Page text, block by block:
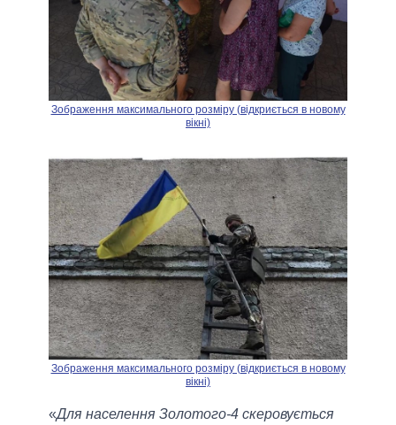
Зображення максимального розміру (відкриється в новому
вікні)
Зображення максимального розміру (відкриється в новому
вікні)
«Для населення Золотого-4 скеровується